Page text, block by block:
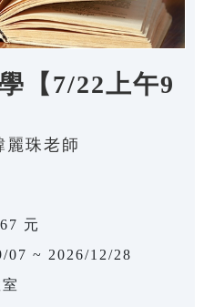
【7/22上午9
珠老師
元
07 ~ 2026/12/28